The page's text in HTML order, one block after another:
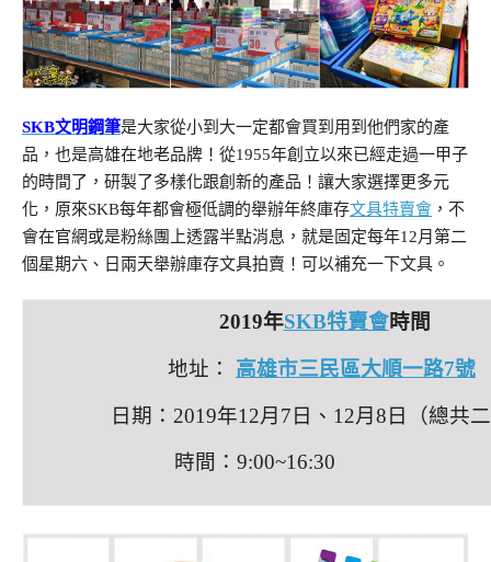
SKB文明鋼筆是大家從小到大一定都會買到用到他們家的產
品，也是高雄在地老品牌！從1955年創立以來已經走過一甲子
的時間了，研製了多樣化跟創新的產品！讓大家選擇更多元
化，原來SKB每年都會極低調的舉辦年終庫存文具特賣會 ，不
會在官網或是粉絲團上透露半點消息，就是固定每年12月第二
個星期六、日兩天舉辦庫存文具拍賣！可以補充一下文具。
2019年SKB特賣會時間
地址： 高雄市三民區大順一路7號
日期：2019年12月7日、12月8日（總共
時間：9:00~16:30